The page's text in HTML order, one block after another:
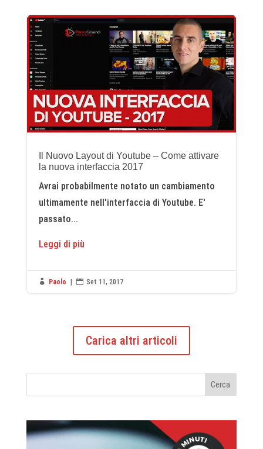
Il Nuovo Layout di Youtube – Come attivare
la nuova interfaccia 2017
Avrai probabilmente notato un cambiamento
ultimamente nell'interfaccia di Youtube. E'
passato...
Leggi di più
 Paolo  Set 11, 2017
Carica altri articoli